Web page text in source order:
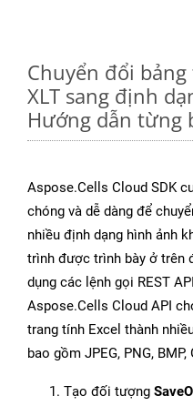
Chuyển đổi
XLT sang định
Hướng dẫn từng
Aspose.Cells Cloud SDK
chóng và dễ dàng để
nhiều định dạng hình ảnh
trình được trình bày ở trên
dụng các lệnh gọi REST
Aspose.Cells Cloud API
trang tính Excel thành
bao gồm JPEG, PNG, BMP,
Tạo đối tượng